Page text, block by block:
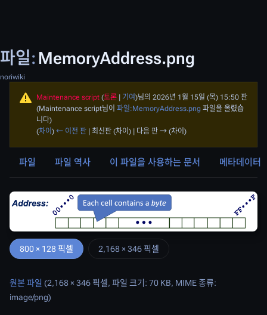
파일: MemoryAddress.png
noriwiki
Maintenance script (토론 | 기여)님의 2026년 1월 15일 (목) 15:50 판
(Maintenance script님이 파일:MemoryAddress.png 파일을 올렸습
니다)
(차이 ) ← 이전 판 | 최신판 (차이) | 다음 판 → (차이)
파일 파일 역사 이 파일을 사용하는 문서 메타데이터
800 × 128 픽셀 2,168 × 346 픽셀
원본 파일 (2,168 × 346 픽셀, 파일 크기: 70 KB, MIME 종류:
image/png)